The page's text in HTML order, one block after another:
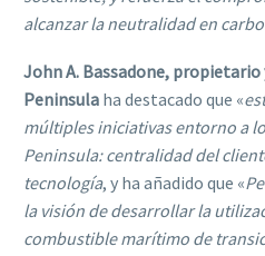
alcanzar la neutralidad en
John A. Bassadone, propietario
Peninsula ha destacado que «
múltiples iniciativas entorno a
Peninsula: centralidad del
tecnología, y ha añadido que «
la visión de desarrollar la
combustible marítimo de